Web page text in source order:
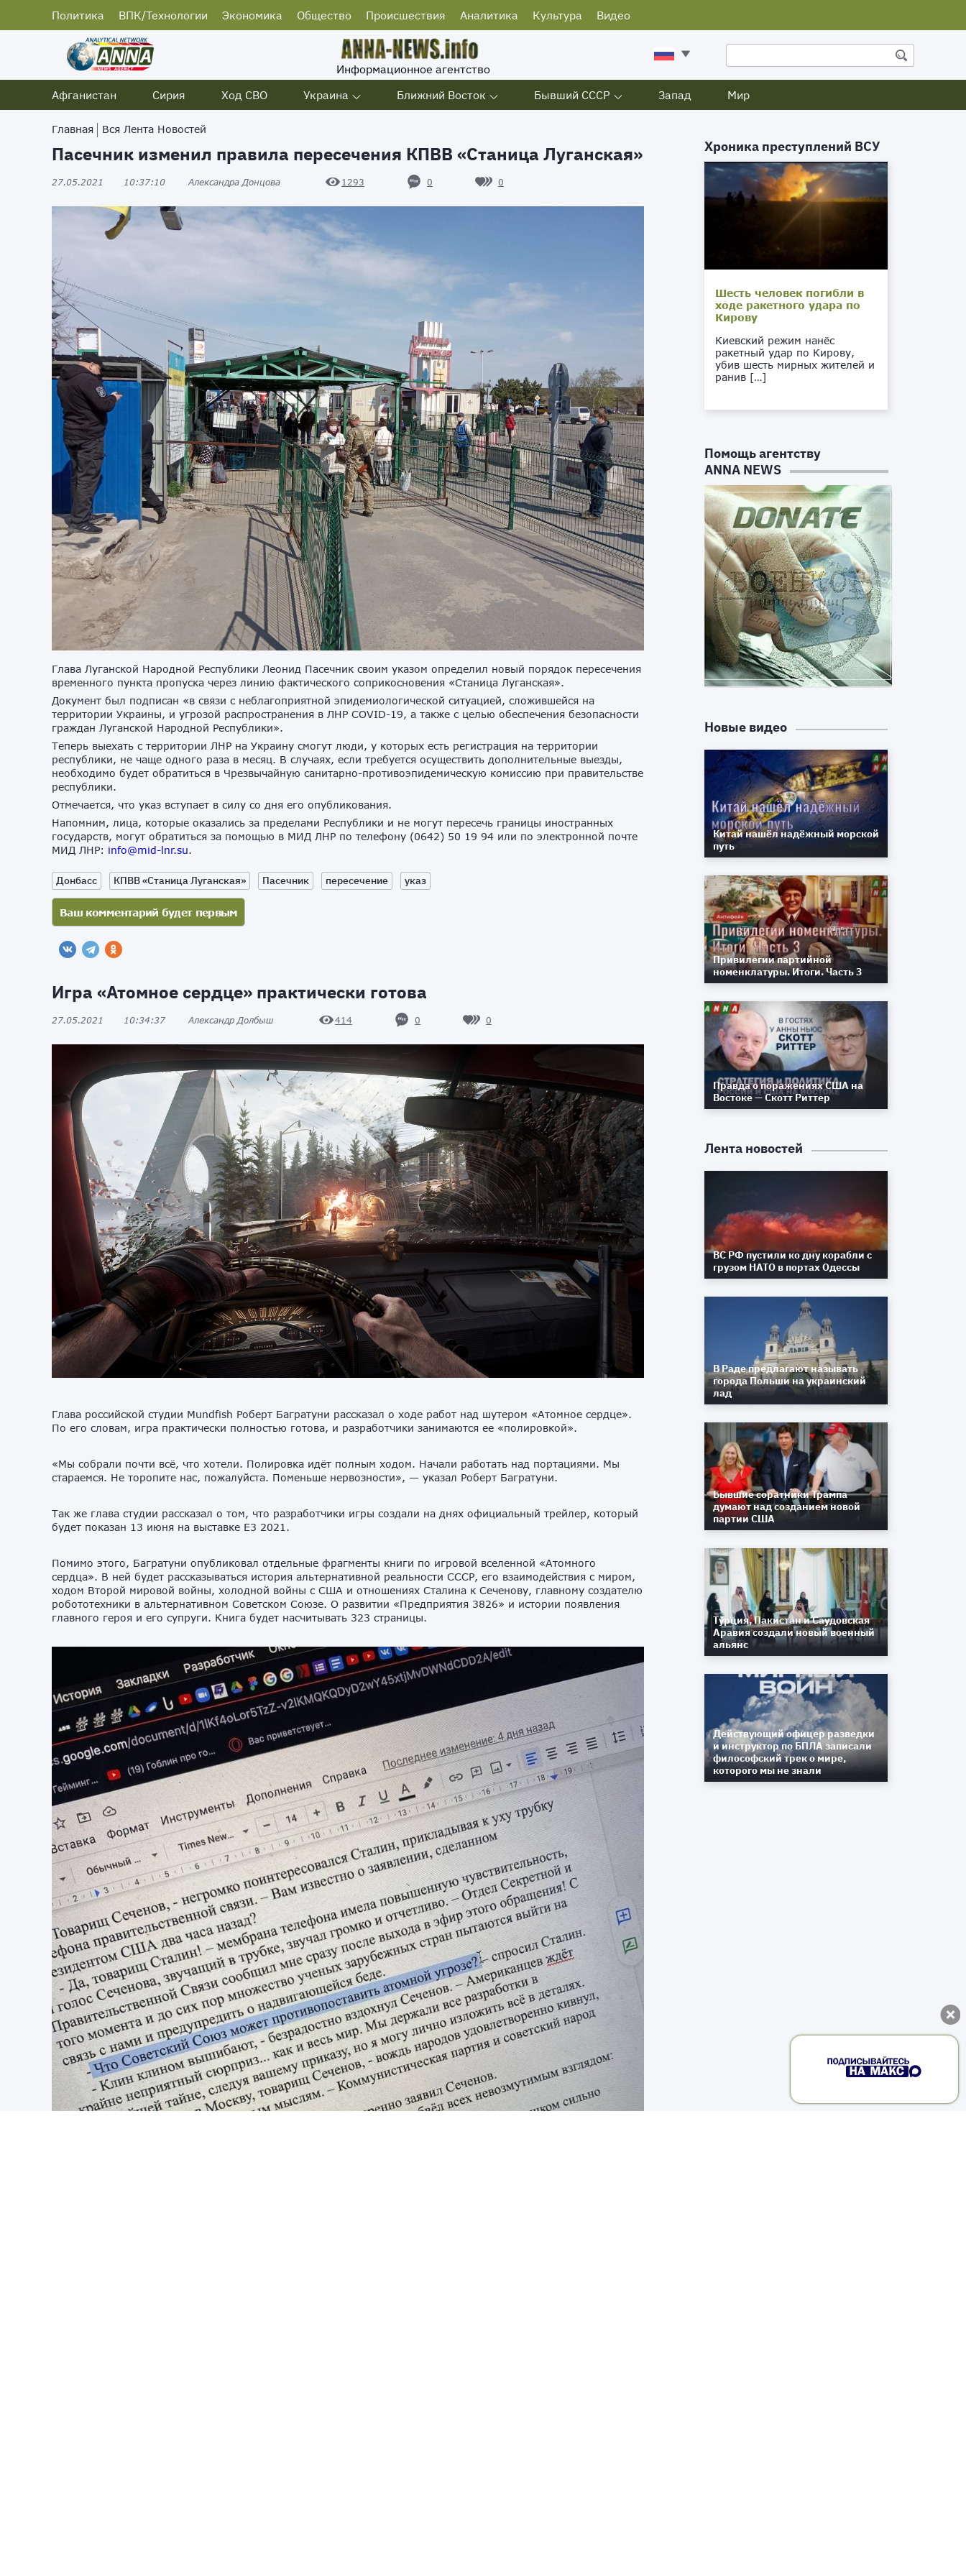
Политика ВПК/Технологии Экономика Общество Происшествия Аналитика Культура Видео
Информационное агентство
Афганистан
Сирия Ход СВО Украина Ближний Восток Бывший СССР Запад Мир
Главная Вся Лента Новостей
Пасечник изменил правила пересечения КПВВ «Станица Луганская»
27.05.2021 10:37:10 Александра Донцова 1293 0 0
Глава Луганской Народной Республики Леонид Пасечник своим указом определил новый порядок пересечения
временного пункта пропуска через линию фактического соприкосновения «Станица Луганская».
Документ был подписан «в связи с неблагоприятной эпидемиологической ситуацией, сложившейся на
территории Украины, и угрозой распространения в ЛНР COVID-19, а также с целью обеспечения безопасности
граждан Луганской Народной Республики».
Теперь выехать с территории ЛНР на Украину смогут люди, у которых есть регистрация на территории
республики, не чаще одного раза в месяц. В случаях, если требуется осуществить дополнительные выезды,
необходимо будет обратиться в Чрезвычайную санитарно-противоэпидемическую комиссию при правительстве
республики.
Отмечается, что указ вступает в силу со дня его опубликования.
Напомним, лица, которые оказались за пределами Республики и не могут пересечь границы иностранных
государств, могут обратиться за помощью в МИД ЛНР по телефону (0642) 50 19 94 или по электронной почте
МИД ЛНР: info@mid-lnr.su.
Донбасс КПВВ «Станица Луганская» Пасечник пересечение указ
Игра «Атомное сердце» практически готова
27.05.2021 10:34:37 Александр Долбыш 414 0 0
Глава российской студии Mundfish Роберт Багратуни рассказал о ходе работ над шутером «Атомное сердце».
По его словам, игра практически полностью готова, и разработчики занимаются ее «полировкой».
«Мы собрали почти всё, что хотели. Полировка идёт полным ходом. Начали работать над портациями. Мы
стараемся. Не торопите нас, пожалуйста. Поменьше нервозности», — указал Роберт Багратуни.
Так же глава студии рассказал о том, что разработчики игры создали на днях официальный трейлер, который
будет показан 13 июня на выставке E3 2021.
Помимо этого, Багратуни опубликовал отдельные фрагменты книги по игровой вселенной «Атомного
сердца». В ней будет рассказываться история альтернативной реальности СССР, его взаимодействия с миром,
ходом Второй мировой войны, холодной войны с США и отношениях Сталина к Сеченову, главному создателю
робототехники в альтернативном Советском Союзе. О развитии «Предприятия 3826» и истории появления
главного героя и его супруги. Книга будет насчитывать 323 страницы.
Хроника преступлений ВСУ
Шесть человек погибли в
ходе ракетного удара по
Кирову
Киевский режим нанёс
ракетный удар по Кирову,
убив шесть мирных жителей и
ранив […]
Помощь агентству
ANNA NEWS
Новые видео
Китай нашёл надёжный морской
путь
Привилегии партийной
номенклатуры. Итоги. Часть 3
Правда о поражениях США на
Востоке — Скотт Риттер
Лента новостей
ВС РФ пустили ко дну корабли с
грузом НАТО в портах Одессы
В Раде предлагают называть
города Польши на украинский
лад
Бывшие соратники Трампа
думают над созданием новой
партии США
Турция, Пакистан и Саудовская
Аравия создали новый военный
альянс
Действующий офицер разведки
и инструктор по БПЛА записали
философский трек о мире,
которого мы не знали